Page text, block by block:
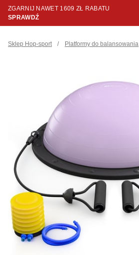
ZGARNIJ NAWET 1609 ZŁ RABATU
SPRAWDŹ
Sklep Hop-sport / Platformy do balansowania